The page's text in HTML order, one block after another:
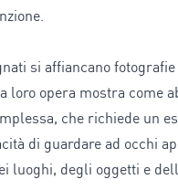
si affiancano
loro opera mostra come
che richiede un
di guardare ad occhi
luoghi, degli oggetti e